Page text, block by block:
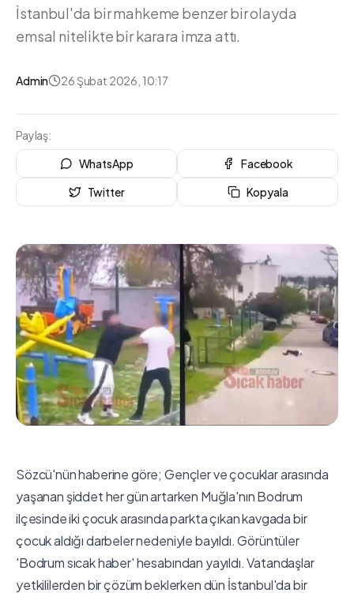
İstanbul'da bir mahkeme benzer bir olayda
emsal nitelikte bir karara imza attı.
Admin 26 Şubat 2026, 10:17
Paylaş:
WhatsApp
Facebook
Twitter
Kopyala
Sözcü'nün haberine göre; Gençler ve çocuklar arasında
yaşanan şiddet her gün artarken Muğla'nın Bodrum
ilçesinde iki çocuk arasında parkta çıkan kavgada bir
çocuk aldığı darbeler nedeniyle bayıldı. Görüntüler
'Bodrum sıcak haber' hesabından yayıldı. Vatandaşlar
yetkililerden bir çözüm beklerken dün İstanbul'da bir